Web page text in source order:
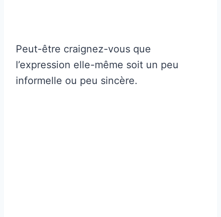
Peut-être craignez-vous que
l’expression elle-même soit un peu
informelle ou peu sincère.